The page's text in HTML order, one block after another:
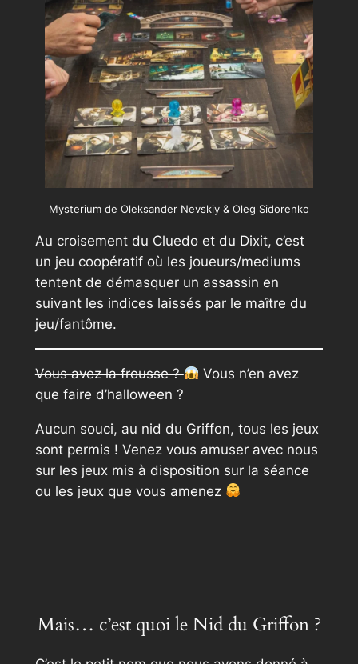
Mysterium de Oleksander Nevskiy & Oleg Sidorenko
Au croisement du Cluedo et du Dixit, c’est
un jeu coopératif où les joueurs/mediums
tentent de démasquer un assassin en
suivant les indices laissés par le maître du
jeu/fantôme.
Vous avez la frousse ?
Vous n’en avez
que faire d’halloween ?
Aucun souci, au nid du Griffon, tous les jeux
sont permis ! Venez vous amuser avec nous
sur les jeux mis à disposition sur la séance
ou les jeux que vous amenez
Mais… c’est quoi le Nid du Griffon ?